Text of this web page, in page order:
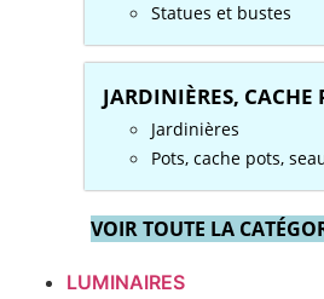
Statues et bustes
JARDINIÈRES, CACHE
Jardinières
Pots, cache pots,
VOIR TOUTE LA
LUMINAIRES